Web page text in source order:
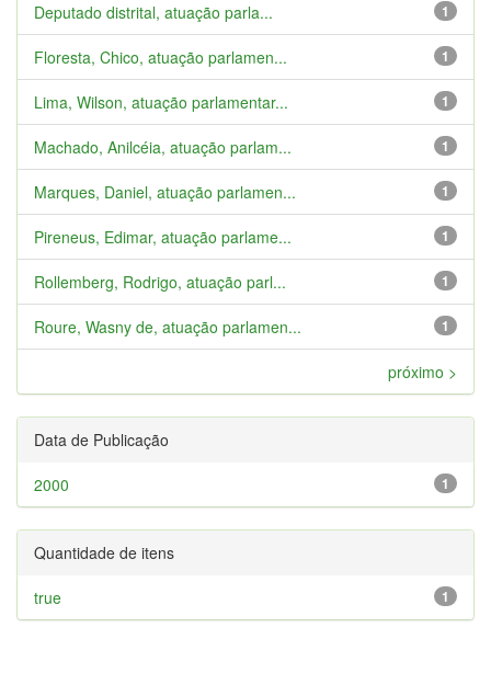
1
Deputado distrital, atuação parla...
1
Floresta, Chico, atuação parlamen...
1
Lima, Wilson, atuação parlamentar...
1
Machado, Anilcéia, atuação parlam...
1
Marques, Daniel, atuação parlamen...
1
Pireneus, Edimar, atuação parlame...
1
Rollemberg, Rodrigo, atuação parl...
1
Roure, Wasny de, atuação parlamen...
próximo >
Data de Publicação
1
2000
Quantidade de itens
1
true